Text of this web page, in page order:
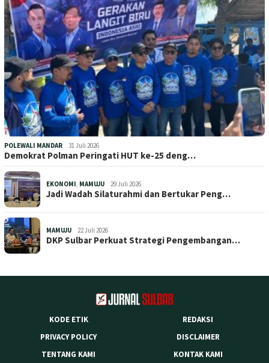
POLEWALI MANDAR 31 Juli 2026
Demokrat Polman Peringati HUT ke-25 deng…
EKONOMI, MAMUJU 29 Juli 2026
Jadi Wadah Silaturahmi dan Bertukar Peng…
MAMUJU 22 Juli 2026
DKP Sulbar Perkuat Strategi Pengembangan…
KODE ETIK
REDAKSI
PRIVACY POLICY
DISCLAIMER
TENTANG KAMI
KONTAK KAMI